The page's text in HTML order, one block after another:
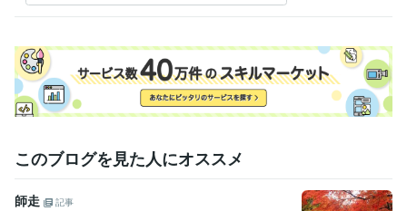
Excel:25年Google スプレッドシート:3年Word:25年
文章の校正:25年
得意分野
ライティング・翻訳 文章作成と校正。通知文や手紙の校正など。
このブログを見た人にオススメ
師走
記事